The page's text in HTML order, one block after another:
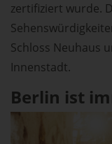
zertifiziert wurde.
Schloss Neuhaus
Innenstadt.
Berlin ist